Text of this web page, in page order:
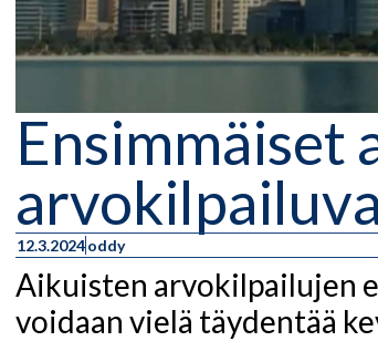
Ensimmäiset
12.3.2024oddy
Aikuisten arvokilpailujen
voidaan vielä täydentää